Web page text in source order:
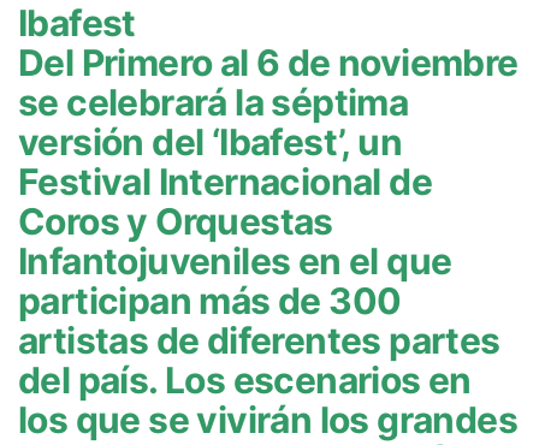
Ibafest
Del Primero al 6 de noviembre
se celebrará la séptima
versión del ‘Ibafest’, un
Festival Internacional de
Coros y Orquestas
Infantojuveniles en el que
participan más de 300
artistas de diferentes partes
del país. Los escenarios en
los que se vivirán los grandes